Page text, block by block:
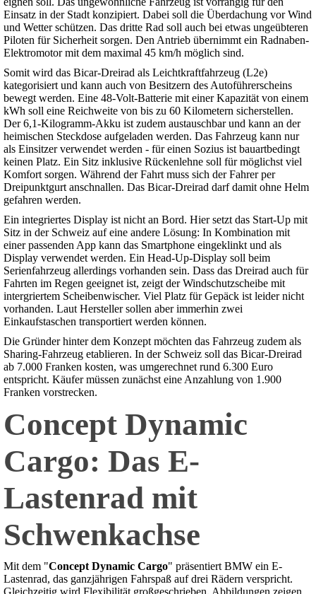
Einsatz in der Stadt konzipiert. Dabei soll die Überdachung vor Wind
und Wetter schützen. Das dritte Rad soll auch bei etwas ungeübteren
Piloten für Sicherheit sorgen. Den Antrieb übernimmt ein Radnaben-
Elektromotor mit dem maximal 45 km/h möglich sind.
Somit wird das Bicar-Dreirad als Leichtkraftfahrzeug (L2e)
kategorisiert und kann auch von Besitzern des Autoführerscheins
bewegt werden. Eine 48-Volt-Batterie mit einer Kapazität von einem
kWh soll eine Reichweite von bis zu 60 Kilometern sicherstellen.
Der 6,1-Kilogramm-Akku ist zudem austauschbar und kann an der
heimischen Steckdose aufgeladen werden. Das Fahrzeug kann nur
als Einsitzer verwendet werden - für einen Sozius ist bauartbedingt
keinen Platz. Ein Sitz inklusive Rückenlehne soll für möglichst viel
Komfort sorgen. Während der Fahrt muss sich der Fahrer per
Dreipunktgurt anschnallen. Das Bicar-Dreirad darf damit ohne Helm
gefahren werden.
Ein integriertes Display ist nicht an Bord. Hier setzt das Start-Up mit
Sitz in der Schweiz auf eine andere Lösung: In Kombination mit
einer passenden App kann das Smartphone eingeklinkt und als
Display verwendet werden. Ein Head-Up-Display soll beim
Serienfahrzeug allerdings vorhanden sein. Dass das Dreirad auch für
Fahrten im Regen geeignet ist, zeigt der Windschutzscheibe mit
intergriertem Scheibenwischer. Viel Platz für Gepäck ist leider nicht
vorhanden. Laut Hersteller sollen aber immerhin zwei
Einkaufstaschen transportiert werden können.
Die Gründer hinter dem Konzept möchten das Fahrzeug zudem als
Sharing-Fahrzeug etablieren. In der Schweiz soll das Bicar-Dreirad
ab 7.000 Franken kosten, was umgerechnet rund 6.300 Euro
entspricht. Käufer müssen zunächst eine Anzahlung von 1.900
Franken vorstrecken.
Concept Dynamic
Cargo: Das E-
Lastenrad mit
Schwenkachse
Mit dem "Concept Dynamic Cargo" präsentiert BMW ein E-
Lastenrad, das ganzjährigen Fahrspaß auf drei Rädern verspricht.